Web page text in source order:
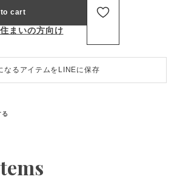
cart
まいの方向け
なるアイテムをLINEに保存